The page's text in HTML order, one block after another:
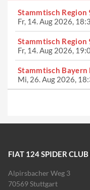
Stammtisch
Fr, 14. Aug 2026,
Stammtisch
Fr, 14. Aug 2026,
Stammtisch Bayern
Mi, 26. Aug 2026,
FIAT 124 SPIDER CLUB
Alpirsbacher Weg 3
70569 Stuttgart